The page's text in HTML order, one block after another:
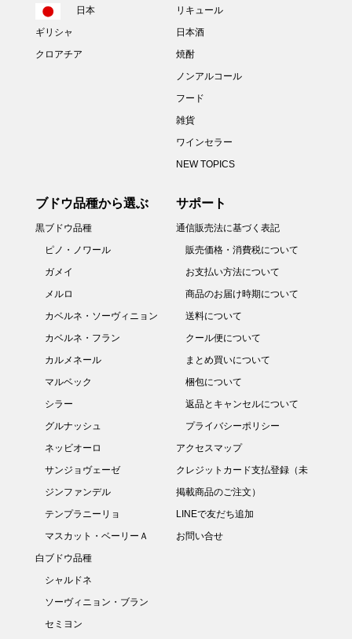
日本
ギリシャ
クロアチア
リキュール
日本酒
焼酎
ノンアルコール
フード
雑貨
ワインセラー
NEW TOPICS
ブドウ品種から選ぶ
黒ブドウ品種
ピノ・ノワール
ガメイ
メルロ
カベルネ・ソーヴィニョン
カベルネ・フラン
カルメネール
マルベック
シラー
グルナッシュ
ネッビオーロ
サンジョヴェーゼ
ジンファンデル
テンプラニーリョ
マスカット・ベーリーＡ
白ブドウ品種
シャルドネ
ソーヴィニョン・ブラン
セミヨン
サポート
通信販売法に基づく表記
販売価格・消費税について
お支払い方法について
商品のお届け時期について
送料について
クール便について
まとめ買いについて
梱包について
返品とキャンセルについて
プライバシーポリシー
アクセスマップ
クレジットカード支払登録（未
掲載商品のご注文）
LINEで友だち追加
お問い合せ